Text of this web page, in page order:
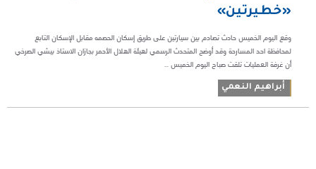
«خطيرتين»
وقع اليوم الخميس حادث تصادم بين سيارتين على طريق إسكان الحصمه مقابل الإسكان التابع
لمحافظة احد المسارحة وقد أوضح المتحدث الرسمي لهيئة الهلال الأحمر بجازان الاستاذ بيشي الصرخي
أن غرفة العمليات تلقت صباح اليوم الخميس ...
أبراهيم النعمي